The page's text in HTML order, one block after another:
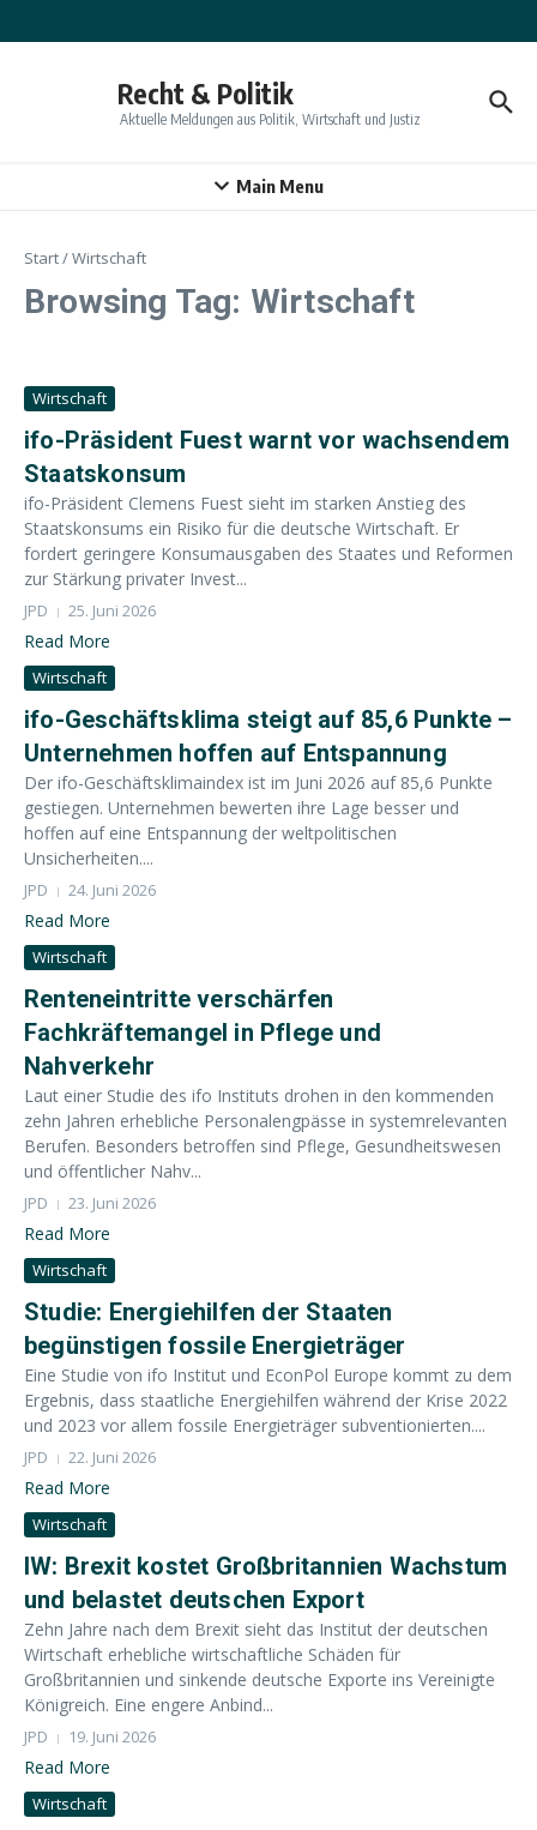
Recht & Politik
Aktuelle Meldungen aus Politik, Wirtschaft und Justiz
Main Menu
Start/Wirtschaft
Browsing Tag: Wirtschaft
Wirtschaft
ifo-Präsident Fuest warnt vor wachsendem
Staatskonsum
ifo-Präsident Clemens Fuest sieht im starken Anstieg des
Staatskonsums ein Risiko für die deutsche Wirtschaft. Er
fordert geringere Konsumausgaben des Staates und Reformen
zur Stärkung privater Invest...
JPD 25. Juni 2026
Read More
Wirtschaft
ifo-Geschäftsklima steigt auf 85,6 Punkte –
Unternehmen hoffen auf Entspannung
Der ifo-Geschäftsklimaindex ist im Juni 2026 auf 85,6 Punkte
gestiegen. Unternehmen bewerten ihre Lage besser und
hoffen auf eine Entspannung der weltpolitischen
Unsicherheiten....
JPD 24. Juni 2026
Read More
Wirtschaft
Renteneintritte verschärfen
Fachkräftemangel in Pflege und
Nahverkehr
Laut einer Studie des ifo Instituts drohen in den kommenden
zehn Jahren erhebliche Personalengpässe in systemrelevanten
Berufen. Besonders betroffen sind Pflege, Gesundheitswesen
und öffentlicher Nahv...
JPD 23. Juni 2026
Read More
Wirtschaft
Studie: Energiehilfen der Staaten
begünstigen fossile Energieträger
Eine Studie von ifo Institut und EconPol Europe kommt zu dem
Ergebnis, dass staatliche Energiehilfen während der Krise 2022
und 2023 vor allem fossile Energieträger subventionierten....
JPD 22. Juni 2026
Read More
Wirtschaft
IW: Brexit kostet Großbritannien Wachstum
und belastet deutschen Export
Zehn Jahre nach dem Brexit sieht das Institut der deutschen
Wirtschaft erhebliche wirtschaftliche Schäden für
Großbritannien und sinkende deutsche Exporte ins Vereinigte
Königreich. Eine engere Anbind...
JPD 19. Juni 2026
Read More
Wirtschaft